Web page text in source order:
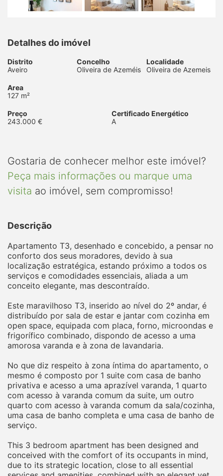
Detalhes do imóvel
Distrito
Aveiro
Concelho
Oliveira de Azeméis
Localidade
Oliveira de Azemeis
Area
127 m²
Preço
243.000 €
Certificado Energético
A
Gostaria de conhecer melhor este imóvel?
Peça mais informações ou marque uma
visita ao imóvel, sem compromisso!
Descrição
Apartamento T3, desenhado e concebido, a pensar no
conforto dos seus moradores, devido à sua
localização estratégica, estando próximo a todos os
serviços e comodidades essenciais, aliada a um
conceito elegante, mas descontraído.
Este maravilhoso T3, inserido ao nível do 2º andar, é
distribuído por sala de estar e jantar com cozinha em
open space, equipada com placa, forno, microondas e
frigorífico combinado, dispondo de acesso a uma
amorosa varanda e à zona de lavandaria.
No que diz respeito à zona íntima do apartamento, o
mesmo é composto por 1 suite com casa de banho
privativa e acesso a uma aprazível varanda, 1 quarto
com acesso à varanda comum da suite, um outro
quarto com acesso à varanda comum da sala/cozinha,
uma casa de banho completa e uma casa de banho de
serviço.
This 3 bedroom apartment has been designed and
conceived with the comfort of its occupants in mind,
due to its strategic location, close to all essential